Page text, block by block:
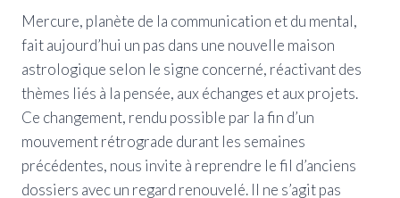
Mercure, planète de la communication et du mental,
fait aujourd’hui un pas dans une nouvelle maison
astrologique selon le signe concerné, réactivant des
thèmes liés à la pensée, aux échanges et aux projets.
Ce changement, rendu possible par la fin d’un
mouvement rétrograde durant les semaines
précédentes, nous invite à reprendre le fil d’anciens
dossiers avec un regard renouvelé. Il ne s’agit pas